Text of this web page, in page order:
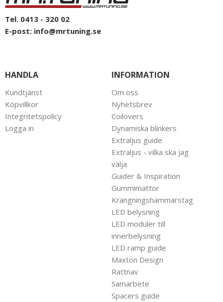
Tel. 0413 - 320 02
E-post: info@mrtuning.se
HANDLA
Kundtjänst
Köpvillkor
Integritetspolicy
Logga in
INFORMATION
Om oss
Nyhetsbrev
Coilovers
Dynamiska blinkers
Extraljus guide
Extraljus - vilka ska jag
välja
Guider & Inspiration
Gummimattor
Krängningshämmarstag
LED belysning
LED moduler till
innerbelysning
LED ramp guide
Maxton Design
Rattnav
Samarbete
Spacers guide